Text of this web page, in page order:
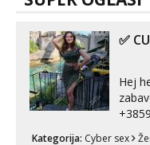
✅
Hej
Whatsapp).
Kategorija: Cyber sex